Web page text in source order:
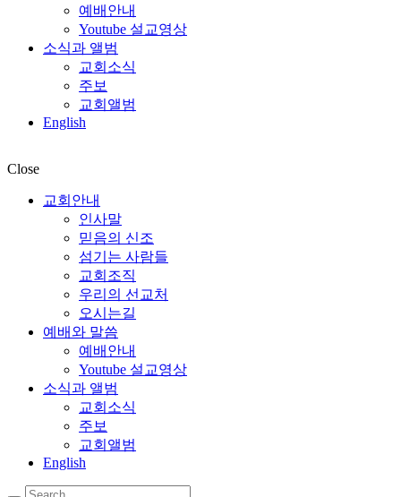
예배안내
Youtube 설교영상
소식과 앨범
교회소식
주보
교회앨범
English
Close
교회안내
인사말
믿음의 신조
섬기는 사람들
교회조직
우리의 선교처
오시는길
예배와 말씀
예배안내
Youtube 설교영상
소식과 앨범
교회소식
주보
교회앨범
English